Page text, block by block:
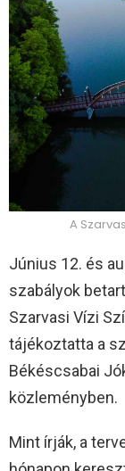
A
Június 12. és
szabályok
Szarvasi Vízi
tájékoztatta a
Békéscsabai
közleményben.
Mint írják, a